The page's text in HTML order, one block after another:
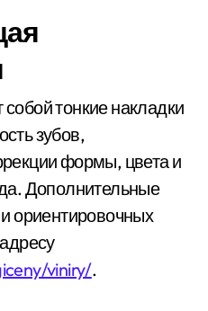
зубов,
формы, цвета и
Дополнительные
ориентировочных
viniry/.